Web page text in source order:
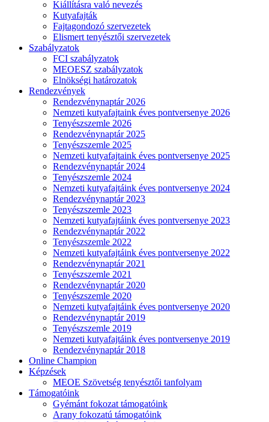
Kiállításra való nevezés
Kutyafajták
Fajtagondozó szervezetek
Elismert tenyésztői szervezetek
Szabályzatok
FCI szabályzatok
MEOESZ szabályzatok
Elnökségi határozatok
Rendezvények
Rendezvénynaptár 2026
Nemzeti kutyafajtaink éves pontversenye 2026
Tenyészszemle 2026
Rendezvénynaptár 2025
Tenyészszemle 2025
Nemzeti kutyafajtaink éves pontversenye 2025
Rendezvénynaptár 2024
Tenyészszemle 2024
Nemzeti kutyafajtáink éves pontversenye 2024
Rendezvénynaptár 2023
Tenyészszemle 2023
Nemzeti kutyafajtáink éves pontversenye 2023
Rendezvénynaptár 2022
Tenyészszemle 2022
Nemzeti kutyafajtáink éves pontversenye 2022
Rendezvénynaptár 2021
Tenyészszemle 2021
Rendezvénynaptár 2020
Tenyészszemle 2020
Nemzeti kutyafajtáink éves pontversenye 2020
Rendezvénynaptár 2019
Tenyészszemle 2019
Nemzeti kutyafajtáink éves pontversenye 2019
Rendezvénynaptár 2018
Online Champion
Képzések
MEOE Szövetség tenyésztői tanfolyam
Támogatóink
Gyémánt fokozat támogatóink
Arany fokozatú támogatóink